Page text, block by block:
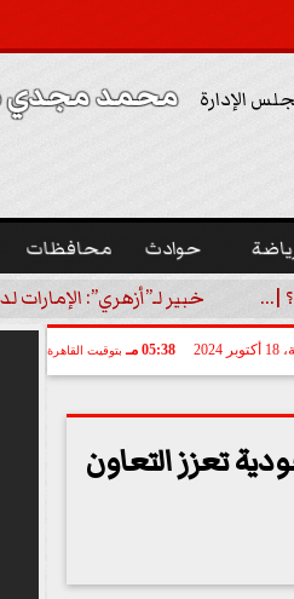
الإدارة محمد مجدي
حوادث محافظات
|... خبير لـ”أزهري”: الإمارات
05:38 مـ بتوقيت القاهرة
تعزز التعاون